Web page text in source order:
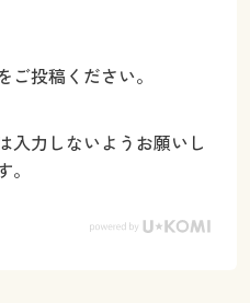
ご投稿ください。
入力しないようお願いし
。